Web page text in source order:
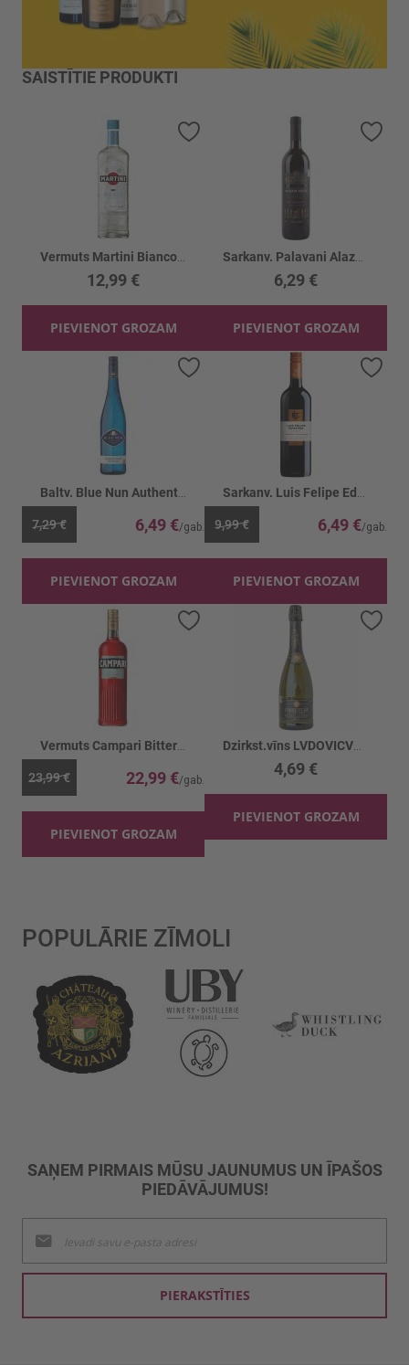
SAISTĪTIE PRODUKTI
12,99 €
PIEVIENOT GROZAM
6,29 €
PIEVIENOT GROZAM
7,29 € 6,49 €
PIEVIENOT GROZAM
Pievienot vēlmju sarakstam
9,99 € 6,49 €
PIEVIENOT GROZAM
23,99 € 22,99 €
PIEVIENOT GROZAM
Pievienot vēlmju sarakstam
4,69 €
PIEVIENOT GROZAM
POPULĀRIE ZĪMOLI
SAŅEM PIRMAIS MŪSU JAUNUMUS UN ĪPAŠOS
PIEDĀVĀJUMUS!
jaunumu
saņemšanai:
PIERAKSTĪTIES